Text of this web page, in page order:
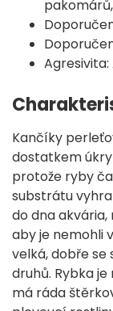
Kančíky
dostatkem
protože ryby
substrátu
do dna
aby je nemohli
velká, dobře se
druhů. Rybka
má ráda